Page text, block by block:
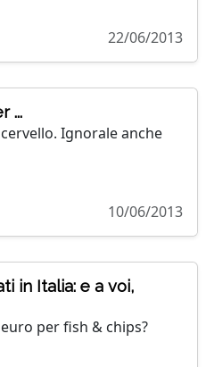
22/06/2013
...
Ignorale anche
10/06/2013
in Italia: e a voi,
per fish & chips?